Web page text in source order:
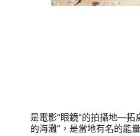
是電影“眼鏡”的拍攝地—拓
的海灘”，是當地有名的能